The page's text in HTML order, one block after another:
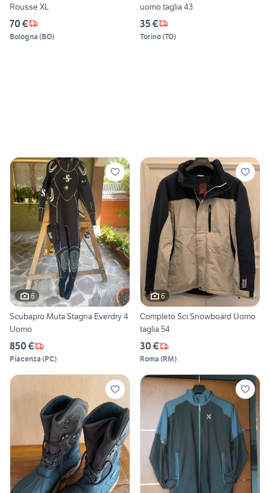
Rousse XL
70 €
Bologna (BO)
uomo taglia 43
35 €
Torino(TO)
6
Scubapro Muta Stagna Everdry 4
Uomo
850 €
Piacenza (PC)
6
Completo Sci Snowboard Uomo
taglia 54
30 €
Roma (RM)